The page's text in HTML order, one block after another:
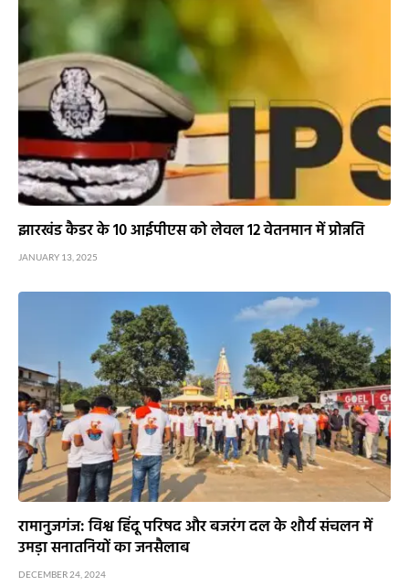
झारखंड कैडर के 10 आईपीएस को लेवल 12 वेतनमान में प्रोन्नति
JANUARY 13, 2025
रामानुजगंज: विश्व हिंदू परिषद और बजरंग दल के शौर्य संचलन में
उमड़ा सनातनियों का जनसैलाब
DECEMBER 24, 2024